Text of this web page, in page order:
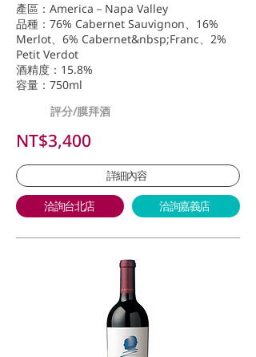
產區：America－Napa Valley
品種：76% Cabernet Sauvignon、16%
Merlot、6% Cabernet&nbsp;Franc、2%
Petit Verdot
酒精度：15.8%
容量：750ml
評分/膜拜酒
NT$3,400
詳細內容
洽詢台北店 洽詢嘉義店